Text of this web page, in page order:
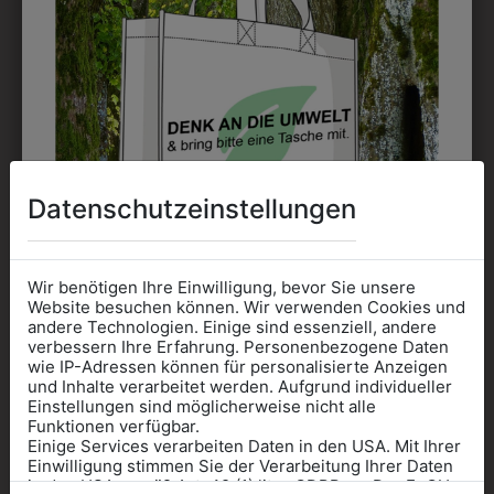
PANTOFFEL PIEL-A
€ 40,90
SOCKEN 3ER PACK
€ 9,90
696060101 3898054
Datenschutzeinstellungen
Wir benötigen Ihre Einwilligung, bevor Sie unsere
Website besuchen können. Wir verwenden Cookies und
andere Technologien. Einige sind essenziell, andere
verbessern Ihre Erfahrung. Personenbezogene Daten
wie IP-Adressen können für personalisierte Anzeigen
und Inhalte verarbeitet werden. Aufgrund individueller
Einstellungen sind möglicherweise nicht alle
Funktionen verfügbar.
Einige Services verarbeiten Daten in den USA. Mit Ihrer
Einwilligung stimmen Sie der Verarbeitung Ihrer Daten
in den USA gemäß Art. 49 (1) lit. a GDPR zu. Der EuGH
Informationen wenn Sie
Kleidung
für die SCHULE